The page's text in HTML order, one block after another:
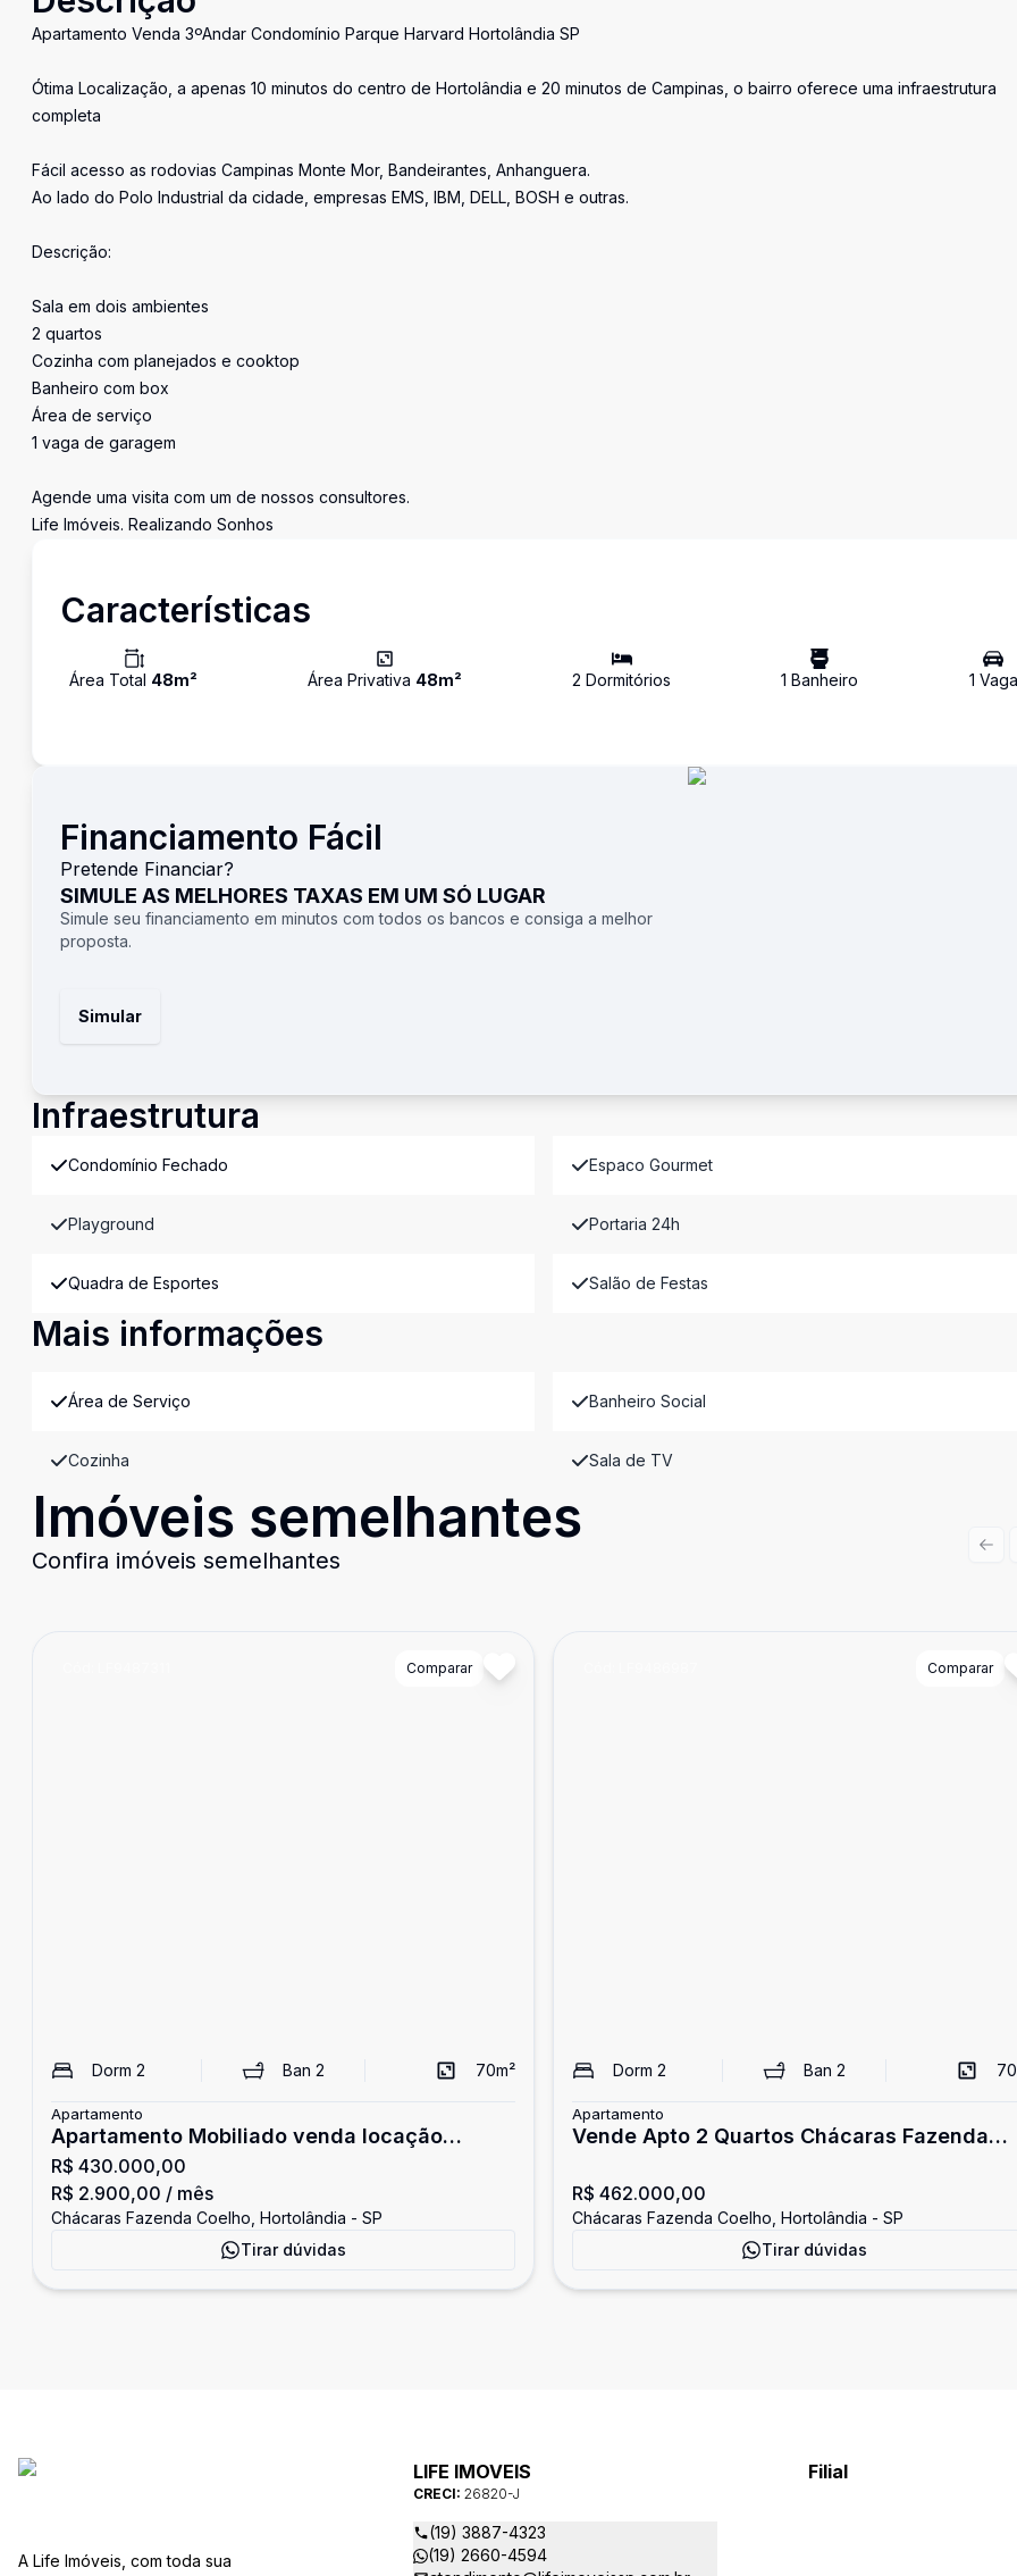
Apartamento Venda 3ºAndar Condomínio Parque Harvard Hortolândia SP
Ótima Localização, a apenas 10 minutos do centro de Hortolândia e 20 minutos de Campinas, o bairro oferece uma infraestrutura
completa
Fácil acesso as rodovias Campinas Monte Mor, Bandeirantes, Anhanguera.
Ao lado do Polo Industrial da cidade, empresas EMS, IBM, DELL, BOSH e outras.
Descrição:
Sala em dois ambientes
2 quartos
Cozinha com planejados e cooktop
Banheiro com box
Área de serviço
1 vaga de garagem
Agende uma visita com um de nossos consultores.
Life Imóveis. Realizando Sonhos
Características
Área Total 48m² Área Privativa 48m² 2 Dormitórios 1 Banheiro 1 Vaga
Financiamento Fácil
Pretende Financiar?
SIMULE AS MELHORES TAXAS EM UM SÓ LUGAR
Simule seu financiamento em minutos com todos os bancos e consiga a melhor
proposta.
Simular
Infraestrutura
Condomínio Fechado Espaco Gourmet
Playground Portaria 24h
Quadra de Esportes Salão de Festas
Mais informações
Área de Serviço Banheiro Social
Cozinha Sala de TV
Imóveis semelhantes
Confira imóveis semelhantes
Comparar
Dorm 2 Ban2 70m²
Apartamento
Apartamento Mobiliado venda locação
Hortolândia
R$ 430.000,00
R$ 2.900,00 / mês
Chácaras Fazenda Coelho, Hortolândia - SP
Tirar dúvidas
Comparar
Dorm 2 Ban 2 70
Apartamento
Vende Apto 2 Quartos Chácaras Fazenda
R$ 462.000,00
Chácaras Fazenda Coelho, Hortolândia - SP
Tirar dúvidas
A Life Imóveis, com toda sua
LIFE IMOVEIS
CRECI: 26820-J
(19) 3887-4323
(19) 2660-4594
Filial